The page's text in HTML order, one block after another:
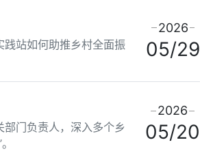
站如何助推乡村全面振
2026
05/29
门负责人，深入多个乡
2026
05/20